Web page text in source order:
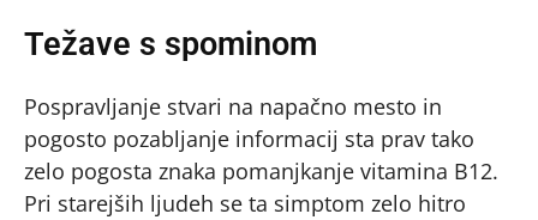
Težave s spominom
Pospravljanje stvari na napačno mesto in
pogosto pozabljanje informacij sta prav tako
zelo pogosta znaka pomanjkanje vitamina B12.
Pri starejših ljudeh se ta simptom zelo hitro